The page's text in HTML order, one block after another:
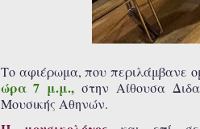
Το αφιέρωμα, που περιλάμβανε
ώρα 7 μ.μ.,στην Αίθουσα
Μουσικής Αθηνών.